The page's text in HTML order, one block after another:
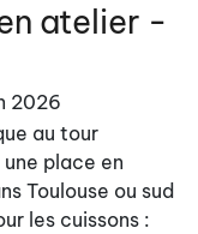
atelier -
2026
au tour
place en
Toulouse ou sud
les cuissons :